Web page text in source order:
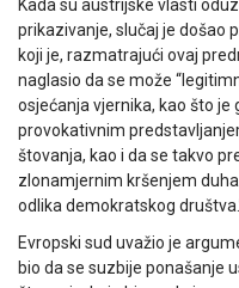
Kada su austrijske vlasti
prikazivanje, slučaj je došao
koji je, razmatrajući ovaj
naglasio da se može
osjećanja vjernika, kao što
provokativnim
štovanja, kao i da se takvo
zlonamjernim kršenjem
odlika demokratskog
Evropski sud uvažio je
bio da se suzbije ponašanje